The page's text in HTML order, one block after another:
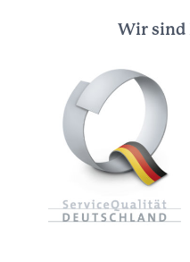
Wir sind